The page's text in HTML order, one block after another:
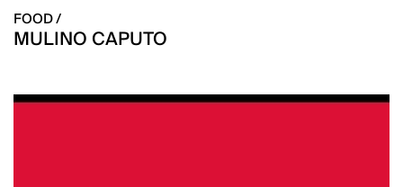
FOOD /
MULINO CAPUTO